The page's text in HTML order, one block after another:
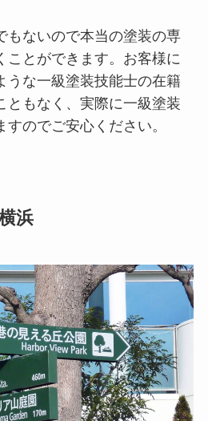
もないので本当の塗装の専
ことができます。お客様に
うな一級塗装技能士の在籍
ともなく、実際に一級塗装
のでご安心ください。
浜